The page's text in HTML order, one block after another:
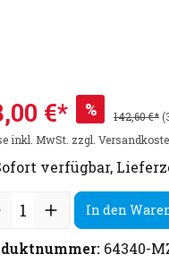
€* % 142,60 €*
inkl. MwSt. zzgl.
verfügbar,
In den
64340-